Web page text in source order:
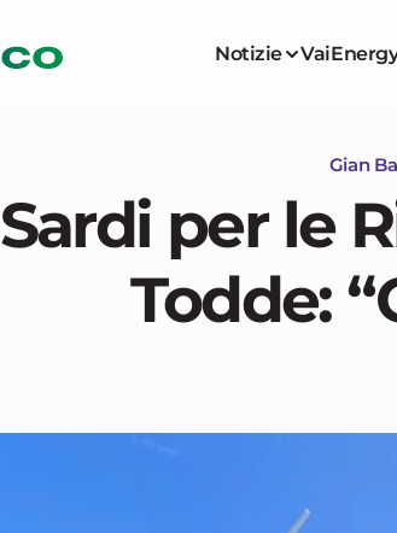
Notizie
Gian
Sardi per le
Todde: